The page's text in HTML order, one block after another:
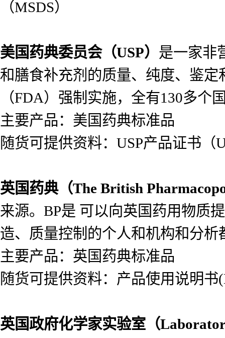
（MSDS）
美国药典委员会（USP） 是一家非
和膳食补充剂的质量、纯度、鉴
（FDA）强制实施，全有130多个
主要产品：美国药典标准品
随货可提供资料：USP产品证书（
英国药典（The British
来源。BP是 可以向英国药用物质
造、质量控制的个人和机构和分析
主要产品：英国药典标准品
随货可提供资料：产品使用说明书
英国政府化学家实验室（